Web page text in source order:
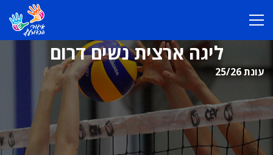
ליגה ארצית נשים דרום
עונת 25/26